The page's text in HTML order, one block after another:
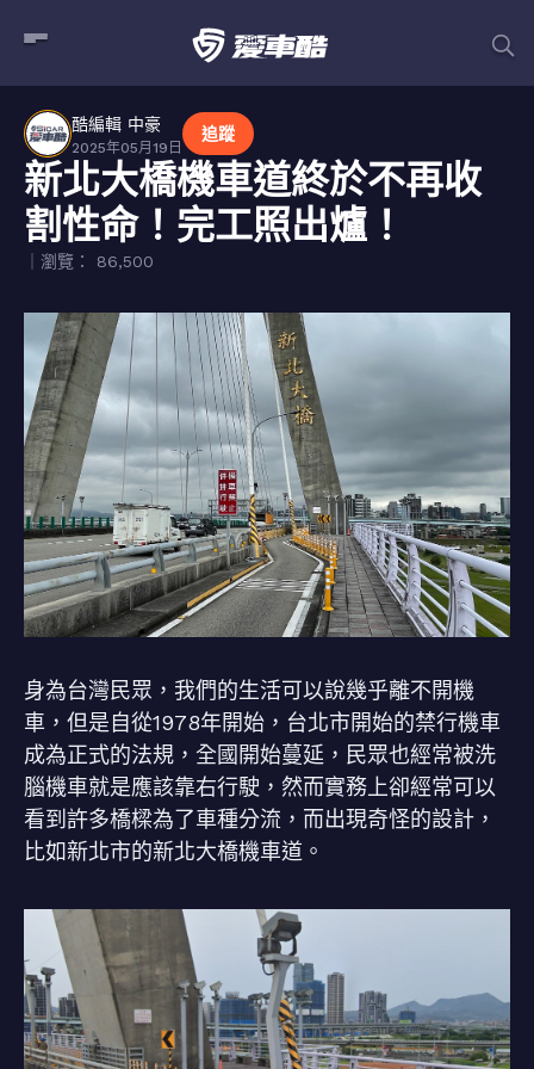
酷編輯 中豪
2025年05月19日
追蹤
新北大橋機車道終於不再收
割性命！完工照出爐！
｜瀏覽： 86,500
身為台灣民眾，我們的生活可以說幾乎離不開機
車，但是自從1978年開始，台北市開始的禁行機車
成為正式的法規，全國開始蔓延，民眾也經常被洗
腦機車就是應該靠右行駛，然而實務上卻經常可以
看到許多橋樑為了車種分流，而出現奇怪的設計，
比如新北市的新北大橋機車道。